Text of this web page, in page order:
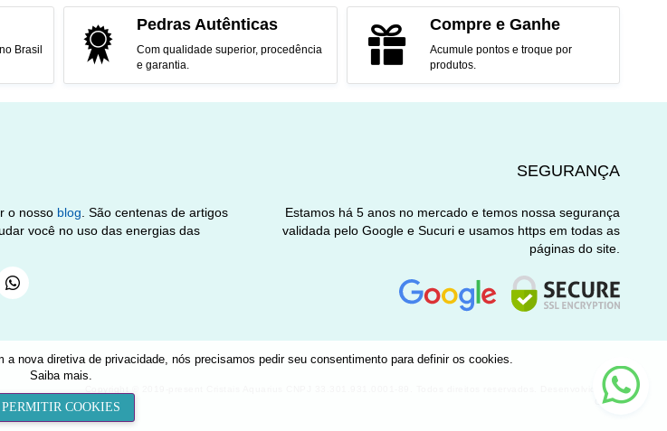
a nova diretiva de privacidade, nós precisamos pedir seu consentimento para definir os cookies.
Saiba mais.
PERMITIR COOKIES
Brasil
Pedras Autênticas
Com qualidade superior, procedência
e garantia.
Compre e Ganhe
Acumule pontos e troque por
produtos.
SEGURANÇA
Estamos há 5 anos no mercado e temos nossa segurança
validada pelo Google e Sucuri e usamos https em todas as
páginas do site.
o nosso blog . São centenas de artigos
você no uso das energias das
Whatsapp
Copyright © 2019-present Cristais Aquarius CNPJ 33.301.931.0001-89. Todos direitos reservados. Desenvolvido por
O2TI.